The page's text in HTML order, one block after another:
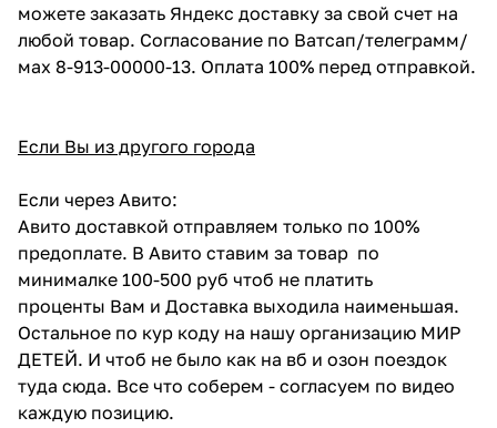
можете заказать Яндекс доставку за свой счет на
любой товар. Согласование по Ватсап/телеграмм/
мах 8-913-00000-13. Оплата 100% перед отправкой.
Если Вы из другого города
Если через Авито:
Авито доставкой отправляем только по 100%
предоплате. В Авито ставим за товар по
минималке 100-500 руб чтоб не платить
проценты Вам и Доставка выходила наименьшая.
Остальное по кур коду на нашу организацию МИР
ДЕТЕЙ. И чтоб не было как на вб и озон поездок
туда сюда. Все что соберем - согласуем по видео
каждую позицию.